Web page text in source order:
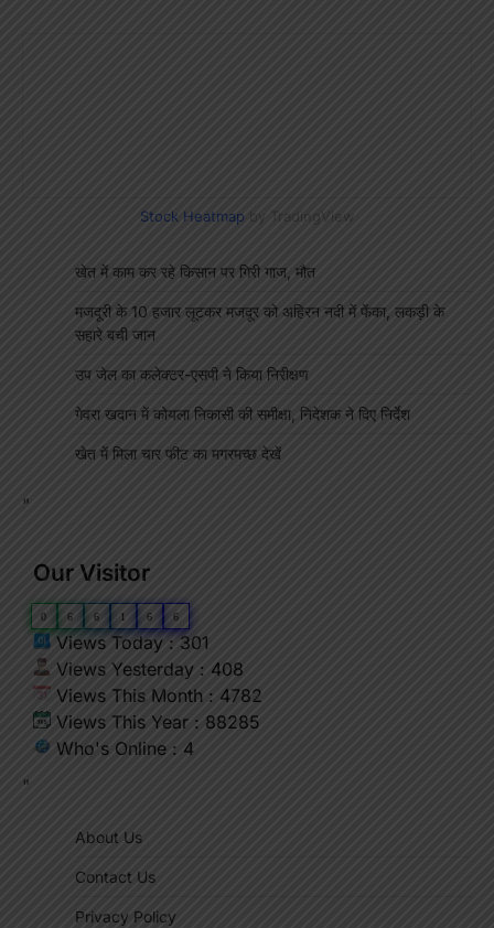
Stock Heatmap by TradingView
खेत में काम कर रहे किसान पर गिरी गाज, मौत
मजदूरी के 10 हजार लूटकर मजदूर को अहिरन नदी में फेंका, लकड़ी के
सहारे बची जान
उप जेल का कलेक्टर-एसपी ने किया निरीक्षण
गेवरा खदान में कोयला निकासी की समीक्षा, निदेशक ने दिए निर्देश
खेत में मिला चार फीट का मगरमच्छ देखें
"
Our Visitor
0 6 6 1 6 6
Views Today : 301
Views Yesterday : 408
Views This Month : 4782
Views This Year : 88285
Who's Online : 4
"
About Us
Contact Us
Privacy Policy